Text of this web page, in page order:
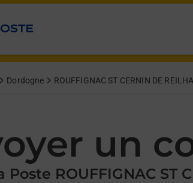
Dordogne ROUFFIGNAC ST CERNIN DE
un
Poste ROUFFIGNAC ST
la réponse
la réponse
la réponse